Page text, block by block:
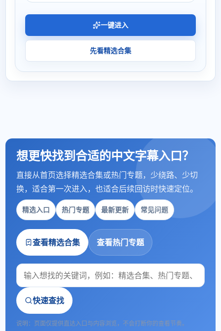
一键进入
先看精选合集
想更快找到合适的中文字幕入口？
直接从首页选择精选合集或热门专题，少绕路、少切
换，适合第一次进入，也适合后续回访时快速定位。
精选入口 热门专题 最新更新 常见问题
查看精选合集 查看热门专题
快速查找
说明：页面仅提供直达入口与内容浏览，不会打断你的查看节奏。